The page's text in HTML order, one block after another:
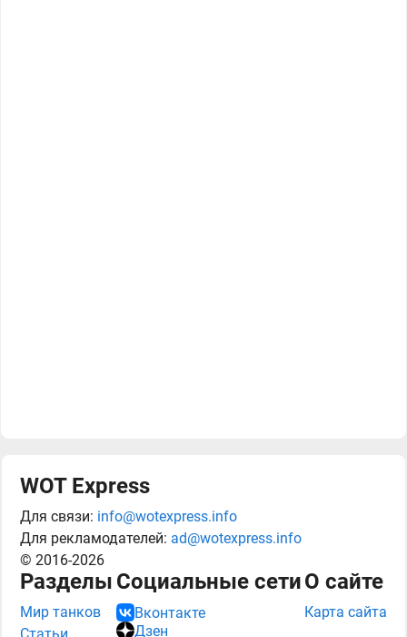
WOT Express
Для связи: info@wotexpress.info
Для рекламодателей: ad@wotexpress.info
© 2016-2026
Разделы
Мир танков
Социальные сети
Вконтакте
Дзен
О сайте
Карта сайта